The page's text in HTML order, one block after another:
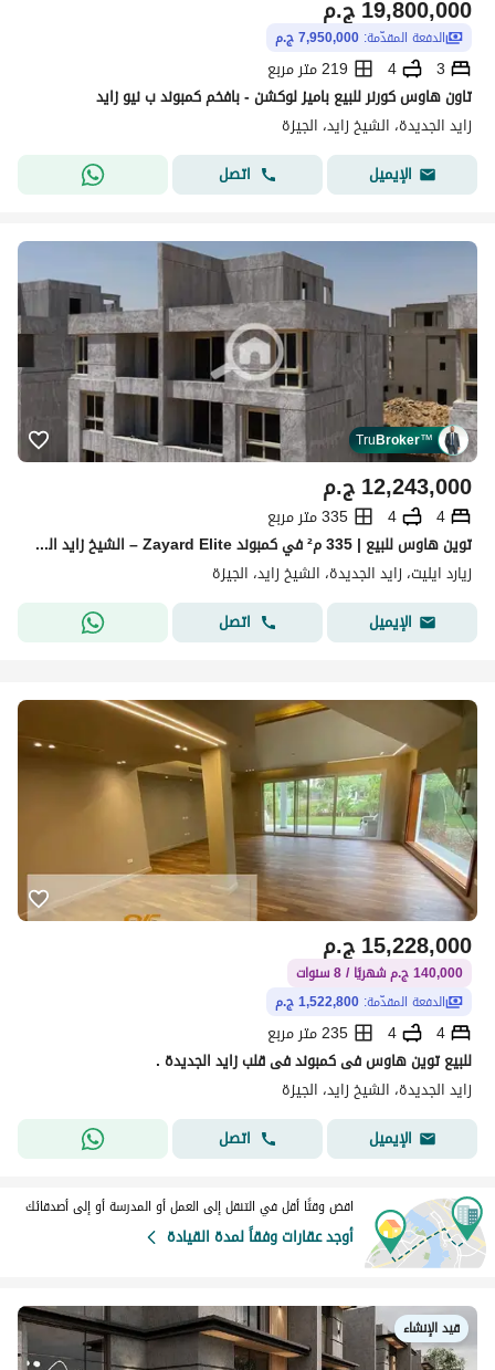
ج.م19,800,000
الدفعة المقدّمة: 7,950,000 ج.م
3
4
219 متر مربع
تاون هاوس كورنر للبيع باميز لوكشن - بافخم كمبوند ب نيو زايد
زايد الجديدة، الشيخ زايد، الجيزة
الإيميل
اتصل
TruBroker™
ج.م12,243,000
4
4
335 متر مربع
توين هاوس للبيع | 335 م² في كمبوند Zayard Elite – الشيخ زايد الجديدة
زيارد ايليت، زايد الجديدة، الشيخ زايد، الجيزة
الإيميل
اتصل
ج.م15,228,000
140,000 ج.م شهريًا / 8 سنوات
الدفعة المقدّمة: 1,522,800 ج.م
4
4
235 متر مربع
للبيع توين هاوس فى كمبوند فى قلب زايد الجديدة .
زايد الجديدة، الشيخ زايد، الجيزة
الإيميل
اتصل
اقض وقتًا أقل في التنقل إلى العمل أو المدرسة أو إلى أصدقائك
أوجد عقارات وفقاً لمدة القيادة
قيد الإنشاء